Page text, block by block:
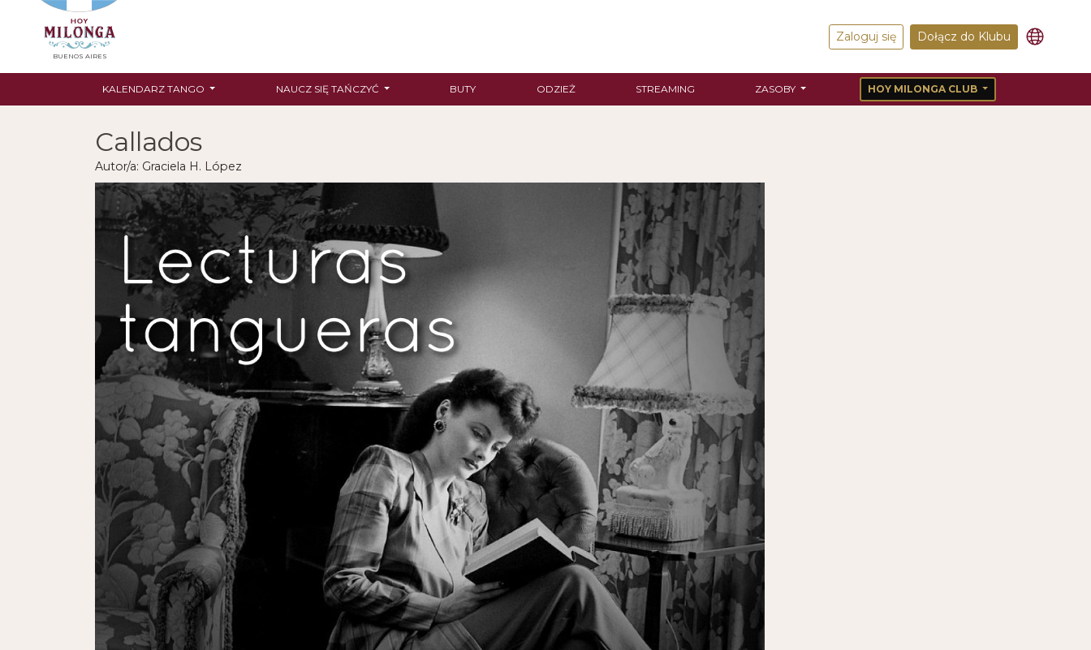
BUENOS AIRES
Zaloguj się Dołącz do Klubu
KALENDARZ TANGO NAUCZ SIĘ TAŃCZYĆ BUTY ODZIEŻ STREAMING ZASOBY HOY MILONGA CLUB
Callados
Autor/a: Graciela H. López